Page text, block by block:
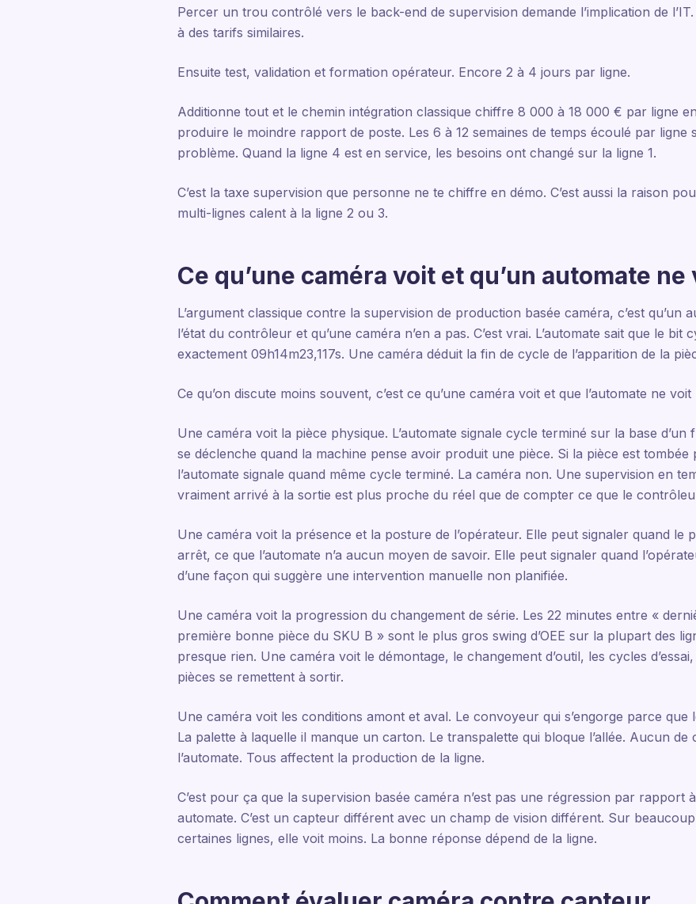
Percer un trou contrôlé vers le back-end de supervision demande l’implication de
à des tarifs similaires.
Ensuite test, validation et formation opérateur. Encore 2 à 4 jours par ligne.
Additionne tout et le chemin intégration classique chiffre 8 000 à 18 000 € par ligne
produire le moindre rapport de poste. Les 6 à 12 semaines de temps écoulé par ligne
problème. Quand la ligne 4 est en service, les besoins ont changé sur la ligne 1.
C’est la taxe supervision que personne ne te chiffre en démo. C’est aussi la raison
multi-lignes calent à la ligne 2 ou 3.
Ce qu’une caméra voit et qu’un automate ne
L’argument classique contre la supervision de production basée caméra, c’est qu’un
l’état du contrôleur et qu’une caméra n’en a pas. C’est vrai. L’automate sait que le bit
exactement 09h14m23,117s. Une caméra déduit la fin de cycle de l’apparition de la
Ce qu’on discute moins souvent, c’est ce qu’une caméra voit et que l’automate ne voit
Une caméra voit la pièce physique. L’automate signale cycle terminé sur la base
se déclenche quand la machine pense avoir produit une pièce. Si la pièce est tombée
l’automate signale quand même cycle terminé. La caméra non. Une supervision en
vraiment arrivé à la sortie est plus proche du réel que de compter ce que le
Une caméra voit la présence et la posture de l’opérateur. Elle peut signaler quand le
arrêt, ce que l’automate n’a aucun moyen de savoir. Elle peut signaler quand
d’une façon qui suggère une intervention manuelle non planifiée.
Une caméra voit la progression du changement de série. Les 22 minutes entre «
première bonne pièce du SKU B » sont le plus gros swing d’OEE sur la plupart des
presque rien. Une caméra voit le démontage, le changement d’outil, les cycles
pièces se remettent à sortir.
Une caméra voit les conditions amont et aval. Le convoyeur qui s’engorge parce que
La palette à laquelle il manque un carton. Le transpalette qui bloque l’allée. Aucun de
l’automate. Tous affectent la production de la ligne.
C’est pour ça que la supervision basée caméra n’est pas une régression par rapport
automate. C’est un capteur différent avec un champ de vision différent. Sur
certaines lignes, elle voit moins. La bonne réponse dépend de la ligne.